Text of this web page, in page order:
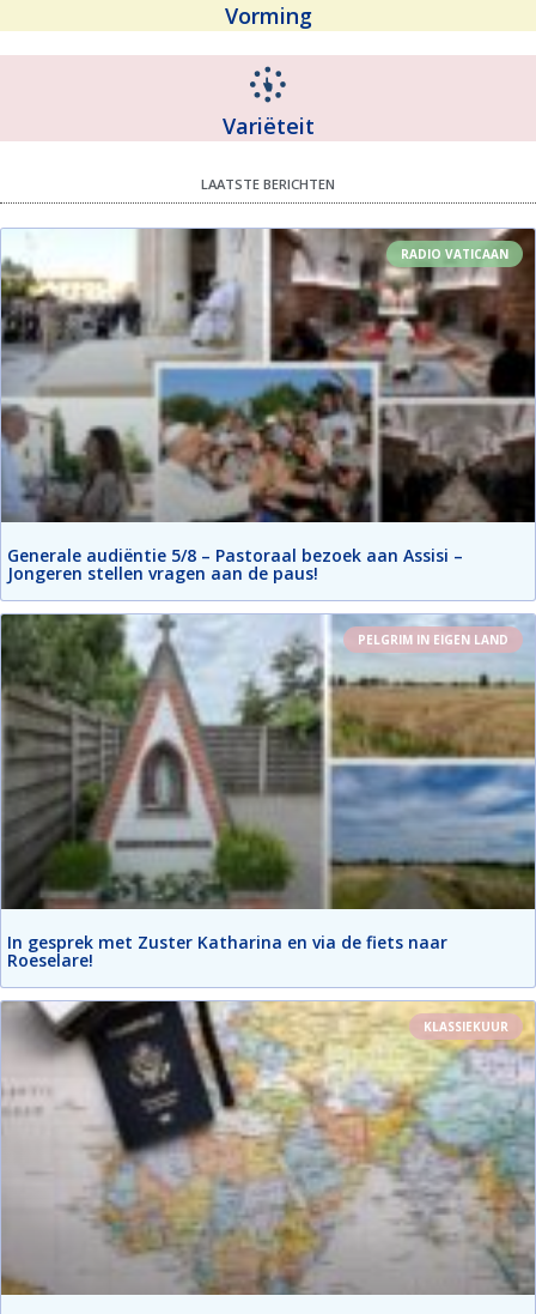
Vorming
Variëteit
LAATSTE BERICHTEN
RADIO VATICAAN
Generale audiëntie 5/8 – Pastoraal bezoek aan Assisi –
Jongeren stellen vragen aan de paus!
PELGRIM IN EIGEN LAND
In gesprek met Zuster Katharina en via de fiets naar
Roeselare!
KLASSIEKUUR